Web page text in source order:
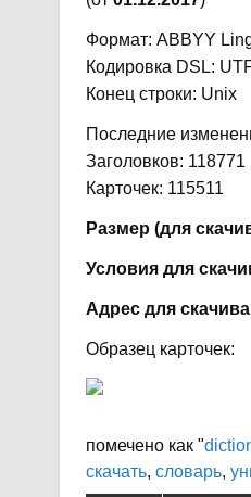
Формат: ABBYY
Кодировка DSL:
Конец строки: Unix
Последние
Заголовков: 118771
Карточек: 115511
Размер (для
Условия для
Адрес для
Образец карточек:
помечено как "
скачать, словарь,